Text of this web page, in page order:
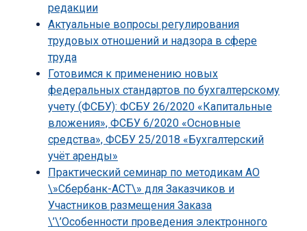
редакции
Актуальные вопросы регулирования
трудовых отношений и надзора в сфере
труда
Готовимся к применению новых
федеральных стандартов по бухгалтерскому
учету (ФСБУ): ФСБУ 26/2020 «Капитальные
вложения», ФСБУ 6/2020 «Основные
средства», ФСБУ 25/2018 «Бухгалтерский
учёт аренды»
Практический семинар по методикам АО
\»Сбербанк-АСТ\» для Заказчиков и
Участников размещения Заказа
\’\’Особенности проведения электронного